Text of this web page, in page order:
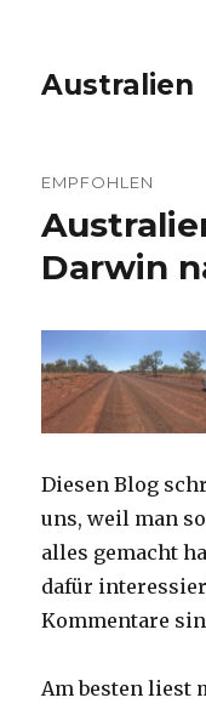
Australien
EMPFOHLEN
Darwin
Diesen Blog
uns, weil man
alles gemacht
dafür
Kommentare
Am besten liest